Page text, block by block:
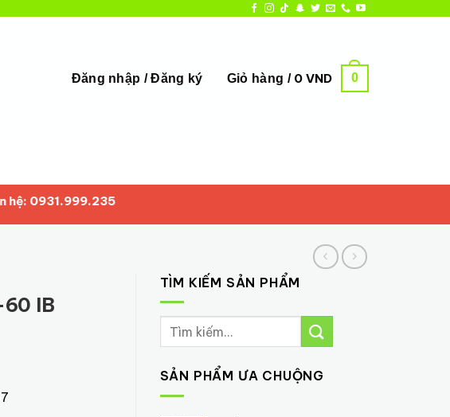
Đăng nhập / Đăng ký Giỏ hàng / 0 VND 0
TÌM KIẾM SẢN PHẨM
Tìm
SẢN PHẨM ƯA CHUỘNG
IB